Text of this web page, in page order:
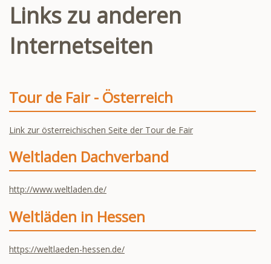
Links zu anderen
Internetseiten
Tour de Fair - Österreich
Link zur österreichischen Seite der Tour de Fair
Weltladen Dachverband
http://www.weltladen.de/
Weltläden in Hessen
https://weltlaeden-hessen.de/